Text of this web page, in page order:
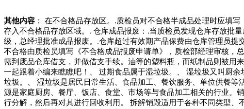
其他内容 ： 在不合格品存放区。.质检员对不合格半成品处理时应填
存入不合格品存放区域。. 仓库成品报废：.当质检员发现仓库存放批
级，总经理批准成品报废。.仓库超过有效期产品保费由仓库管理员
不合格由质检员填写《不合格成品报废申请单》，质检部经理审核，
需到废品仓库借支，并做借支手续。油等的塑料瓶，而纸制品则被用
一起跟着小编来瞧瞧吧！、 过期食品属于湿垃圾。、 湿垃圾又叫厨
垃圾。、 湿垃圾是居民日常生活、食品加工、餐饮服务、单位供餐
源是家庭厨房、餐厅、饭店、食堂、市场等与食品加工相关的行业。
行分解，然后再对其进行回收利用。 拆解销毁适用于各种不同类型